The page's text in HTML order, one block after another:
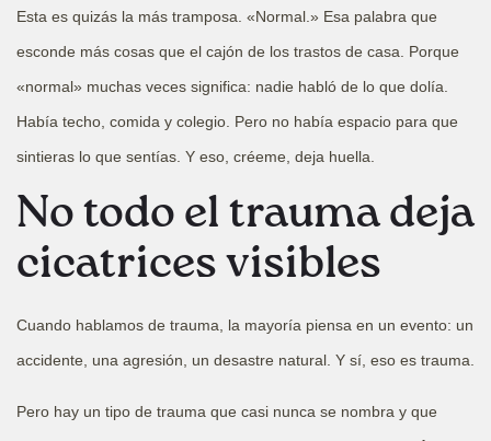
Esta es quizás la más tramposa. «Normal.» Esa palabra que
esconde más cosas que el cajón de los trastos de casa. Porque
«normal» muchas veces significa: nadie habló de lo que dolía.
Había techo, comida y colegio. Pero no había espacio para que
sintieras lo que sentías. Y eso, créeme, deja huella.
No todo el trauma deja
cicatrices visibles
Cuando hablamos de trauma, la mayoría piensa en un evento: un
accidente, una agresión, un desastre natural. Y sí, eso es trauma.
Pero hay un tipo de trauma que casi nunca se nombra y que